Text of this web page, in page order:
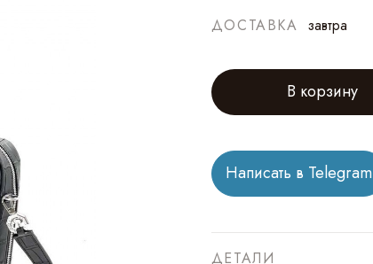
ДОСТАВКА завтра
В корзину
Написать в Telegram
ДЕТАЛИ